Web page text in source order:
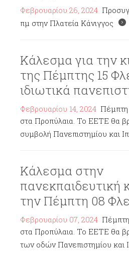
Φεβρουαρίου 26, 2024
πμ στην Πλατεία Κάνιγγος
Κάλεσμα για την
της Πέμπτης 15
ιδιωτικά
Φεβρουαρίου 14, 2024 Πέμπτη
στα Προπύλαια. Το ΕΕΤΕ θα
συμβολή Πανεπιστημίου και
Κάλεσμα στην
πανεκπαιδευτική
την Πέμπτη 08
Φεβρουαρίου 07, 2024
στα Προπύλαια. Το ΕΕΤΕ θα
των οδών Πανεπιστημίου και